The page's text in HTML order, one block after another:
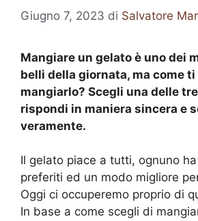
Giugno 7, 2023 di Salvatore
Mangiare un gelato è uno dei
belli della giornata, ma come ti
mangiarlo? Scegli una delle
rispondi in maniera sincera e
veramente.
Il gelato piace a tutti, ognuno
preferiti ed un modo migliore
Oggi ci occuperemo proprio di
In base a come scegli di